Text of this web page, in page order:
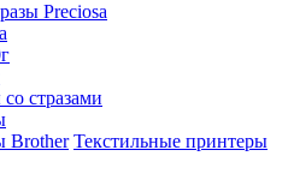
Preciosa
стразами
Brother Текстильные принтеры